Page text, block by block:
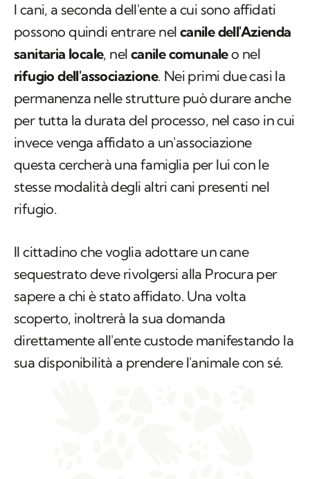
I cani, a seconda dell'ente a cui sono affidati
possono quindi entrare nel canile dell'Azienda
sanitaria locale, nel canile comunaleo nel
rifugio dell'associazione. Nei primi due casi la
permanenza nelle strutture può durare anche
per tutta la durata del processo, nel caso in cui
invece venga affidato a un'associazione
questa cercherà una famiglia per lui con le
stesse modalità degli altri cani presenti nel
rifugio.
Il cittadino che voglia adottare un cane
sequestrato deve rivolgersi alla Procura per
sapere a chi è stato affidato. Una volta
scoperto, inoltrerà la sua domanda
direttamente all'ente custode manifestando la
sua disponibilità a prendere l'animale con sé.